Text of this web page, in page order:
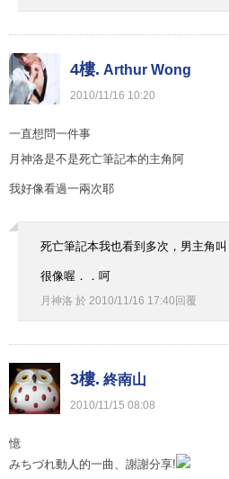
4樓. Arthur Wong
2010/11 /16 10:20
一直想問一件事
月神洛是不是死亡筆記本的主角阿
我好像看過一兩次耶
死亡筆記本我也看到多次，男主角
很像喔．．呵
月神洛 於 2010/11 /16 17:40回覆
3樓. 終南山
2010/11 /15 08:08
憶
みちづれ動人的一曲、謝謝分享!